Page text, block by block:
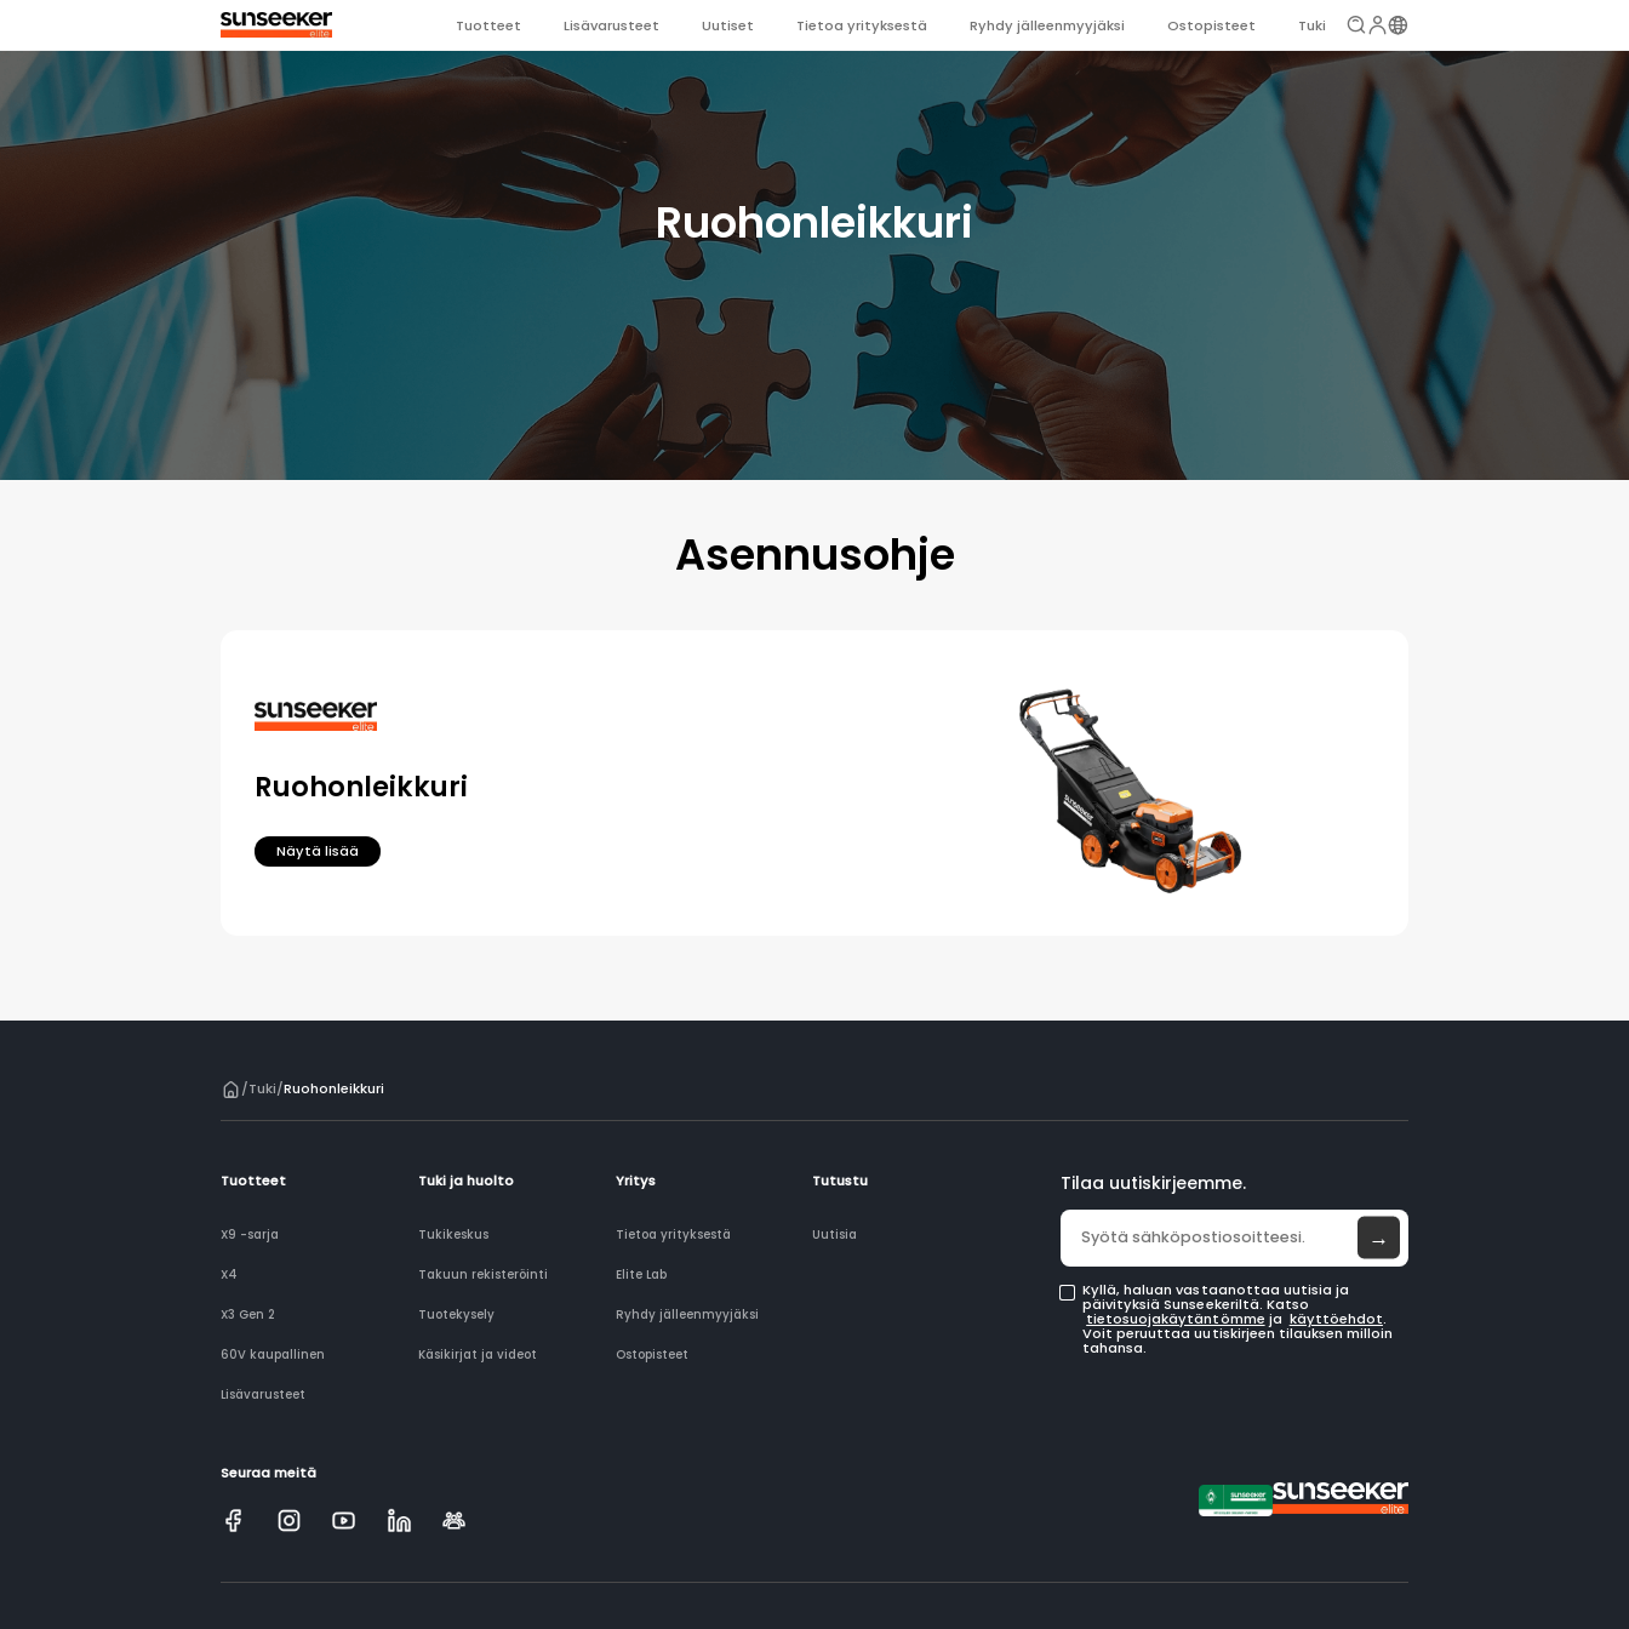
Tuotteet Lisävarusteet Uutiset Tietoa yrityksestä Ryhdy jälleenmyyjäksi Ostopisteet Tuki
Ruohonleikkuri
Asennusohje
Ruohonleikkuri
Näytä lisää
/Tuki/Ruohonleikkuri
Tuotteet
X9 -sarja
X4
X3 Gen 2
60V kaupallinen
Lisävarusteet
Tuki ja huolto
Tukikeskus
Takuun rekisteröinti
Tuotekysely
Käsikirjat ja videot
Yritys
Tietoa yrityksestä
Elite Lab
Ryhdy jälleenmyyjäksi
Ostopisteet
Tutustu
Uutisia
Tilaa uutiskirjeemme.
→
Kyllä, haluan vastaanottaa uutisia ja
päivityksiä Sunseekeriltä. Katso
tietosuojakäytäntömme ja käyttöehdot.
Voit peruuttaa uutiskirjeen tilauksen milloin
tahansa.
Seuraa meitä